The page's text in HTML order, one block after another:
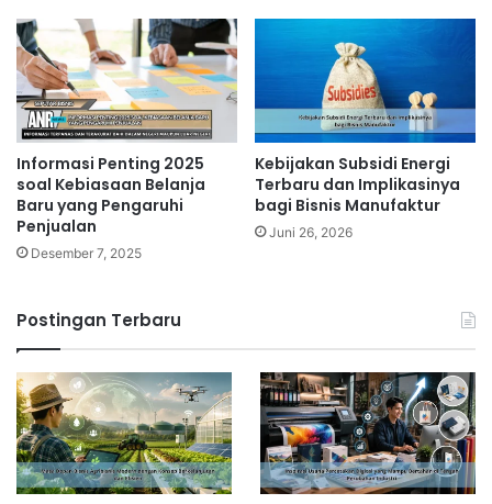
Informasi Penting 2025
soal Kebiasaan Belanja
Baru yang Pengaruhi
Penjualan
Desember 7, 2025
Kebijakan Subsidi Energi
Terbaru dan Implikasinya
bagi Bisnis Manufaktur
Juni 26, 2026
Postingan Terbaru